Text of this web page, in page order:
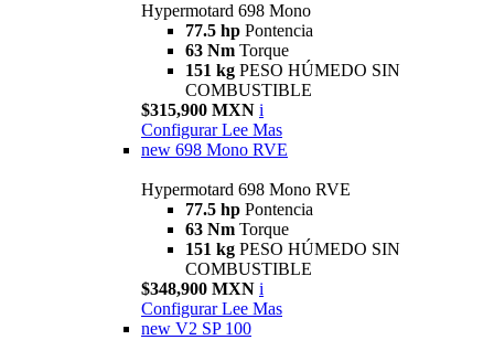
Hypermotard 698 Mono
77.5 hp Pontencia
63 Nm Torque
151 kg PESO HÚMEDO SIN
COMBUSTIBLE
$315,900 MXN i
Configurar Lee Mas
new 698 Mono RVE
Hypermotard 698 Mono RVE
77.5 hp Pontencia
63 Nm Torque
151 kg PESO HÚMEDO SIN
COMBUSTIBLE
$348,900 MXN i
Configurar Lee Mas
new V2 SP 100